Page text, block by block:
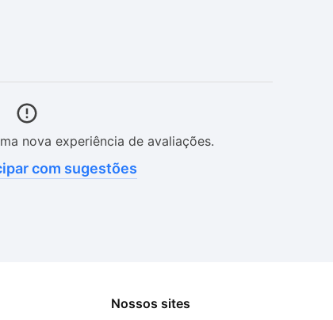
nova experiência de avaliações.
com sugestões
Nossos sites